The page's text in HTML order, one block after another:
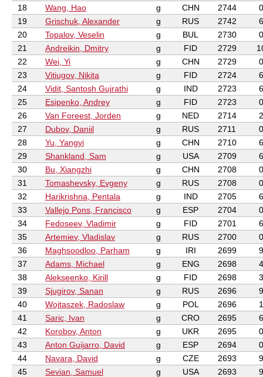
18
Wang, Hao g CHN 2744
0
19
Grischuk, Alexander g RUS 2742
6
20
Topalov, Veselin g BUL 2730
0
21
Andreikin, Dmitry g FID 2729
22
Wei, Yi g CHN 2729
0
23
Vitiugov, Nikita g FID 2724
6
24
Vidit, Santosh Gujrathi g IND 2723
6
25
Esipenko, Andrey g FID 2723
0
26
Van Foreest, Jorden g NED 2714
2
27
Dubov, Daniil g RUS 2711
0
28
Yu, Yangyi g CHN 2710
6
29
Shankland, Sam g USA 2709
6
30
Bu, Xiangzhi g CHN 2708
0
31
Tomashevsky, Evgeny g RUS 2708
0
32
Harikrishna, Pentala g IND 2705
6
33
Vallejo Pons, Francisco g ESP 2704
0
34
Fedoseev, Vladimir g FID 2701
6
35
Artemiev, Vladislav g RUS 2700
0
36
Maghsoodloo, Parham g IRI 2699
9
37
Adams, Michael g ENG 2698
4
38
Alekseenko, Kirill g FID 2698
3
39
Sjugirov, Sanan g RUS 2696
9
40
Wojtaszek, Radoslaw g POL 2696
1
41
Saric, Ivan g CRO 2695
6
42
Korobov, Anton g UKR 2695
0
43
Anton Guijarro, David g ESP 2694
0
44
Navara, David g CZE 2693
9
45
Sevian, Samuel g USA 2693
9